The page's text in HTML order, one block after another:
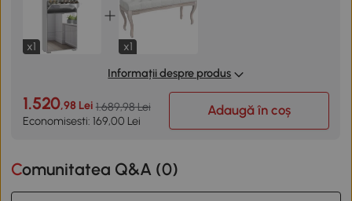
x1
x1
Informații despre produs
1.520,98 Lei 1.689,98 Lei
Economisesti: 169,00 Lei
Adaugă în coș
Comunitatea Q&A (0)